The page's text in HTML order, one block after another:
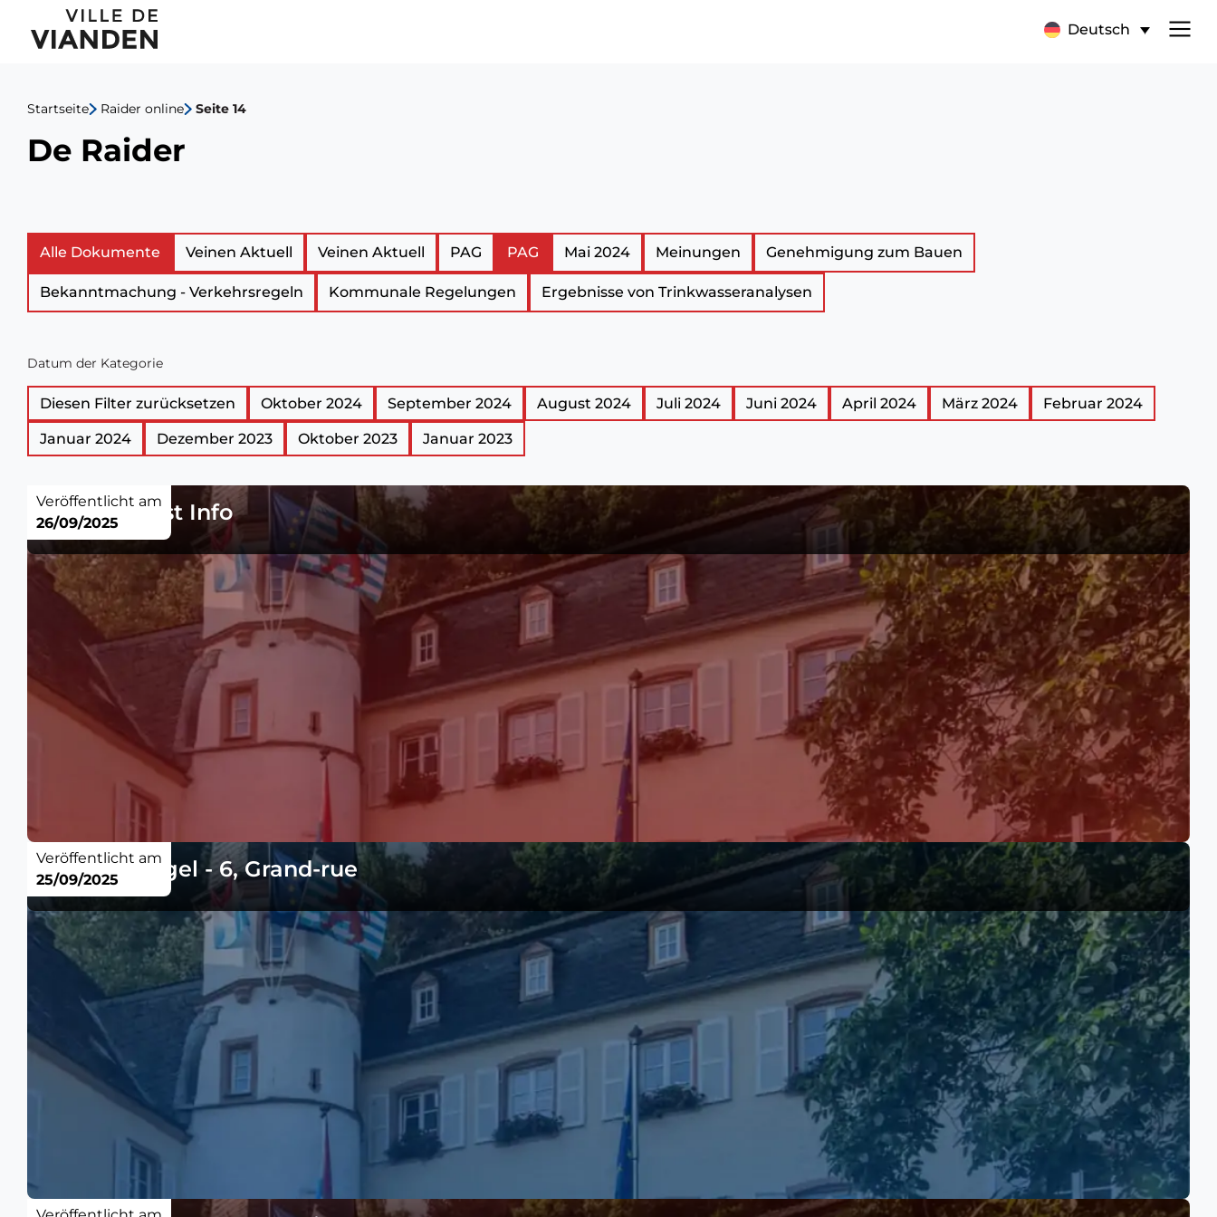
De
Raider
Deutsch
Hauptnavigationsmenü
Startseite Raider online Seite 14
De Raider
Liste
der
amtlichen
Dokumente
Alle Dokumente Veinen Aktuell Veinen Aktuell PAG PAG Mai 2024 Meinungen Genehmigung zum Bauen
Bekanntmachung - Verkehrsregeln Kommunale Regelungen Ergebnisse von Trinkwasseranalysen
Datum der Kategorie
Diesen Filter zurücksetzen Oktober 2024 September 2024 August 2024 Juli 2024 Juni 2024 April 2024 März 2024 Februar 2024
Januar 2024 Dezember 2023 Oktober 2023 Januar 2023
Tarifs Tourist Info
Veröffentlicht am
26/09/2025
Verkehrsregel - 6, Grand-rue
Veröffentlicht am
25/09/2025